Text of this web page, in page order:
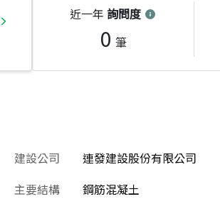
近一年 詢問度
0 筆
建設公司
連發建設股份有限公司
主要結構
鋼筋混凝土